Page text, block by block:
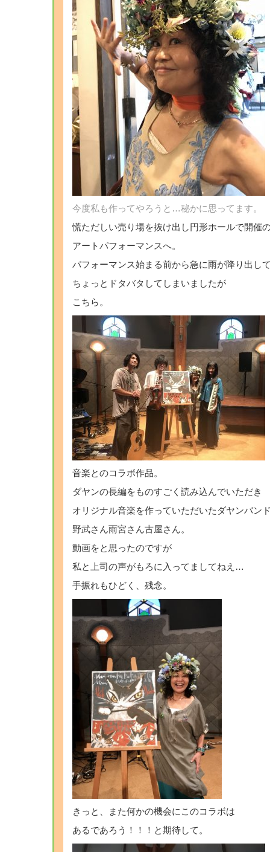
今度私も作ってやろうと…秘かに思ってます。
慌ただしい売り場を抜け出し円形ホールで開催
アートパフォーマンスへ。
パフォーマンス始まる前から急に雨が降り出し
ちょっとドタバタしてしまいましたが
こちら。
音楽とのコラボ作品。
ダヤンの長編をものすごく読み込んでいただき
オリジナル音楽を作っていただいたダヤンバン
野武さん雨宮さん古屋さん。
動画をと思ったのですが
私と上司の声がもろに入ってましてねえ…
手振れもひどく、残念。
きっと、また何かの機会にこのコラボは
あるであろう！！！と期待して。